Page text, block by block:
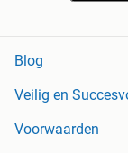
Blog
Veilig en
Voorwaarden